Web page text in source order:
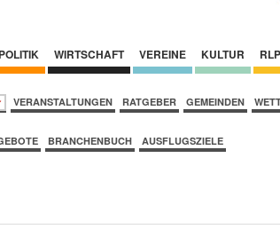
POLITIK WIRTSCHAFT VEREINE KULTUR RLP
VERANSTALTUNGEN RATGEBER GEMEINDEN
BRANCHENBUCH AUSFLUGSZIELE